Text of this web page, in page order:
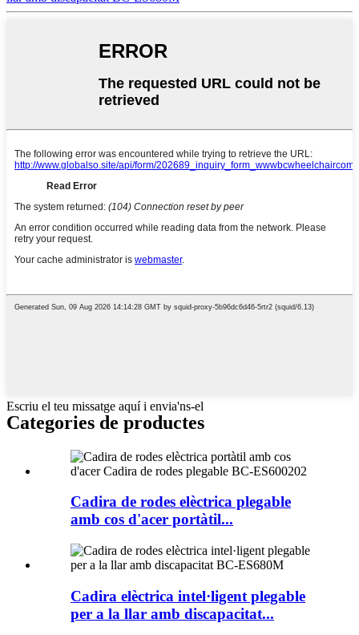
Escriu el teu missatge aquí i envia'ns-el
Categories de productes
Cadira de rodes elèctrica plegable
amb cos d'acer portàtil...
Cadira elèctrica intel·ligent plegable
per a la llar amb discapacitat...